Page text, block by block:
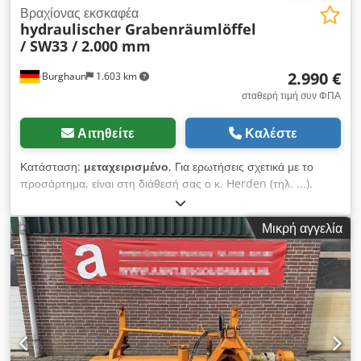
Burghaun 1.603 km
Βραχίονας εκσκαφέα
hydraulischer Grabenräumlöffel
/ SW33 / 2.000 mm
2.990 €
σταθερή τιμή συν ΦΠΑ
Αιτηθείτε Καλέστε
Κατάσταση: μεταχειρισμένο, Για ερωτήσεις σχετικά με το
προσάρτημα, είναι στη διάθεσή σας ο κ. Herden (τηλ. ...).
Υδραυλικός καθαριστήρας τάφρων / περιστρεφόμενος /
Liebherr SW33 / πλάτος κοπής 2.000 mm / διαθέσιμος άμεσα
από απόθεμα Τιμή: 2.990,00 € καθαρά / 3.558,10 € με ΦΠΑ -
Πλάτος κοπής (mm): 2.000 - Ιδία μάζα (kg): 1.022 Εξοπλισμός:
- Συμπεριλαμβάνεται Liebherr SW33 σύστημα ανάρτησης Στην
αποθήκη μας διαθέτουμε μεγάλη γκάμα διάφορων κουβάδων
που είναι άμεσα διαθέσιμοι! Ο κ. Herden (τηλ. ...) είναι πάντα
στη διάθεσή σας. Csdpfozd Nm Ejx Ahborf Κατόπιν
αιτήματος, σας παρέχουμε και προσφορά χρηματοδότησης.
Είμαστε επίσημος διανομέας και συνεργάτης εξυπηρέτησης για
Μικρή αγγελία